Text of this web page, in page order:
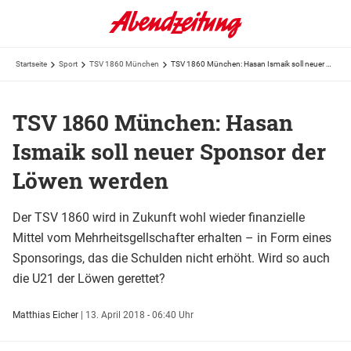
Startseite Sport TSV 1860 München
TSV 1860 München: Hasan
Ismaik soll neuer Sponsor der
Löwen werden
Der TSV 1860 wird in Zukunft wohl wieder finanzielle
Mittel vom Mehrheitsgellschafter erhalten – in Form eines
Sponsorings, das die Schulden nicht erhöht. Wird so auch
die U21 der Löwen gerettet?
Matthias Eicher | 13. April 2018 - 06:40 Uhr